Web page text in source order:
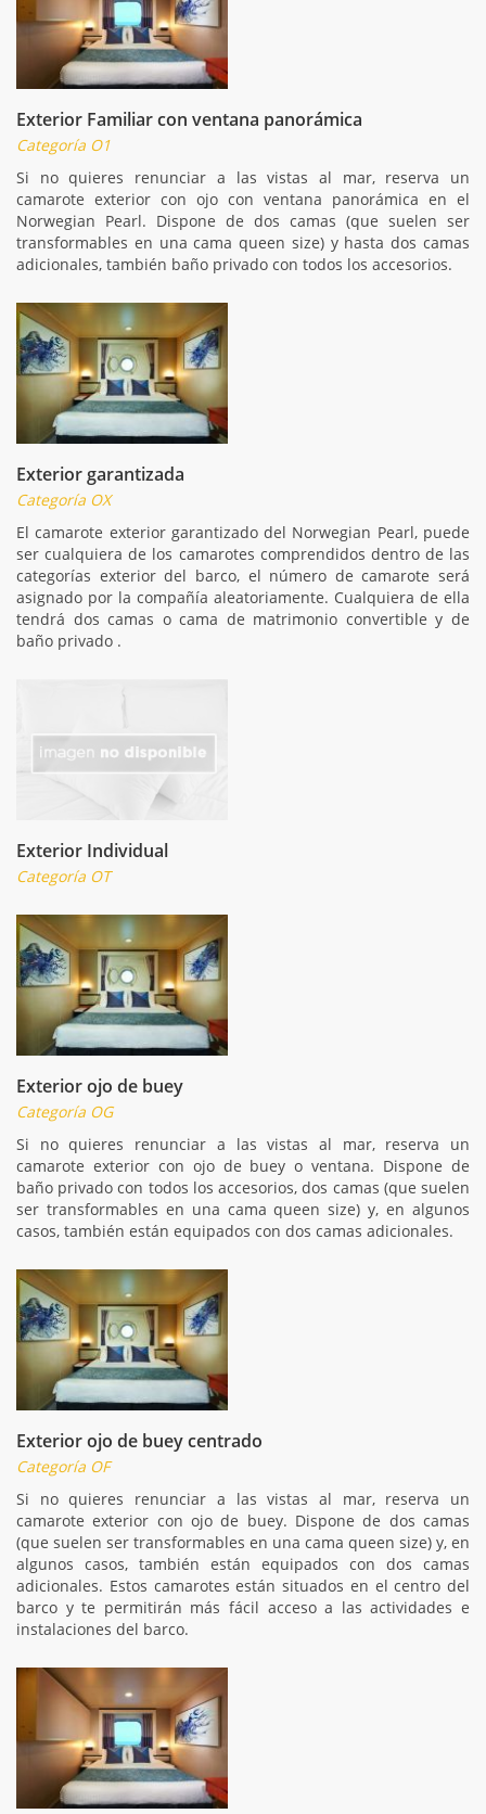
Exterior Familiar con ventana panorámica
Categoría O1
Si no quieres renunciar a las vistas al mar, reserva un
camarote exterior con ojo con ventana panorámica en el
Norwegian Pearl. Dispone de dos camas (que suelen ser
transformables en una cama queen size) y hasta dos camas
adicionales, también baño privado con todos los accesorios.
Exterior garantizada
Categoría OX
El camarote exterior garantizado del Norwegian Pearl, puede
ser cualquiera de los camarotes comprendidos dentro de las
categorías exterior del barco, el número de camarote será
asignado por la compañía aleatoriamente. Cualquiera de ella
tendrá dos camas o cama de matrimonio convertible y de
baño privado .
Exterior Individual
Categoría OT
Exterior ojo de buey
Categoría OG
Si no quieres renunciar a las vistas al mar, reserva un
camarote exterior con ojo de buey o ventana. Dispone de
baño privado con todos los accesorios, dos camas (que suelen
ser transformables en una cama queen size) y, en algunos
casos, también están equipados con dos camas adicionales.
Exterior ojo de buey centrado
Categoría OF
Si no quieres renunciar a las vistas al mar, reserva un
camarote exterior con ojo de buey. Dispone de dos camas
(que suelen ser transformables en una cama queen size) y, en
algunos casos, también están equipados con dos camas
adicionales. Estos camarotes están situados en el centro del
barco y te permitirán más fácil acceso a las actividades e
instalaciones del barco.